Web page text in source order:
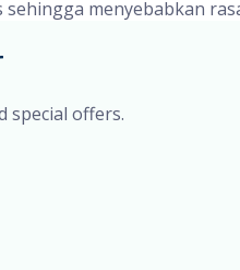
menyebabkan
special offers.